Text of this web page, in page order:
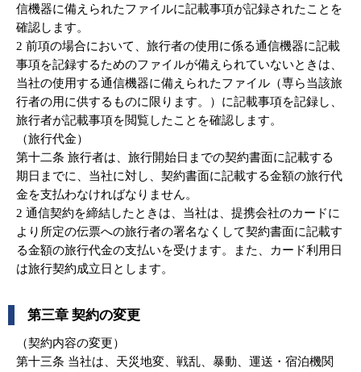
信機器に備えられたファイルに記載事項が記録されたことを
確認します。
2 前項の場合において、旅行者の使用に係る通信機器に記載
事項を記録するためのファイルが備えられていないときは、
当社の使用する通信機器に備えられたファイル（専ら当該旅
行者の用に供するものに限ります。）に記載事項を記録し、
旅行者が記載事項を閲覧したことを確認します。
（旅行代金）
第十二条 旅行者は、旅行開始日までの契約書面に記載する
期日までに、当社に対し、契約書面に記載する金額の旅行代
金を支払わなければなりません。
2 通信契約を締結したときは、当社は、提携会社のカードに
より所定の伝票への旅行者の署名なくして契約書面に記載す
る金額の旅行代金の支払いを受けます。また、カード利用日
は旅行契約成立日とします。
第三章 契約の変更
（契約内容の変更）
第十三条 当社は、天災地変、戦乱、暴動、運送・宿泊機関